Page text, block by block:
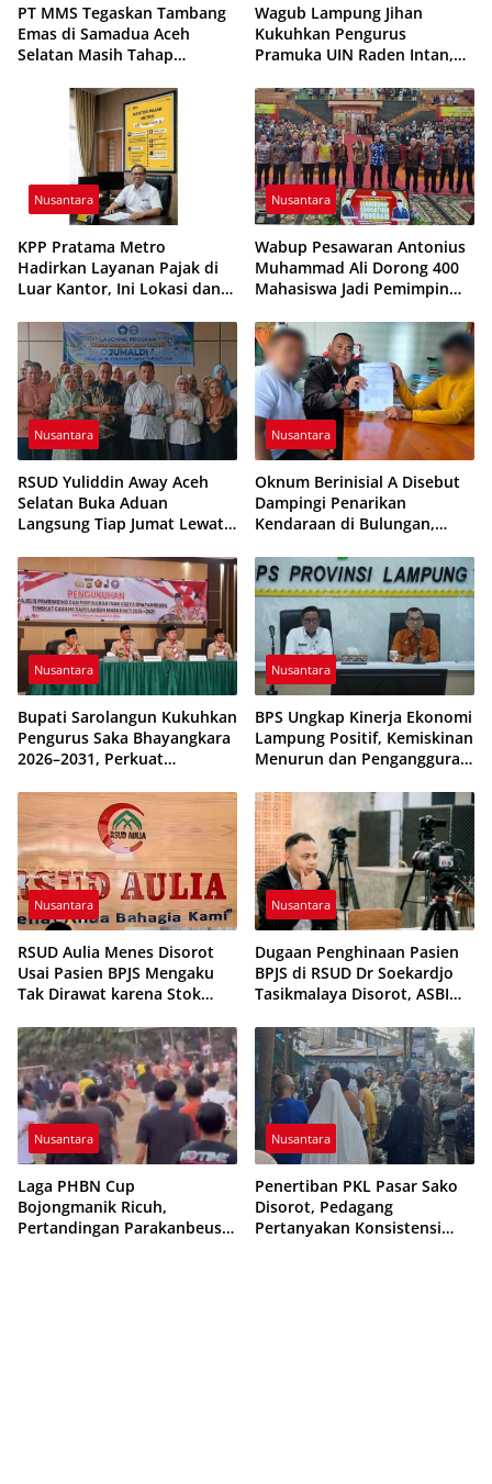
PT MMS Tegaskan Tambang
Emas di Samadua Aceh
Selatan Masih Tahap
Wagub Lampung Jihan
Kukuhkan Pengurus
Pramuka UIN Raden Intan,
Karakter Generasi Muda
Nusantara
KPP Pratama Metro
Hadirkan Layanan Pajak di
Luar Kantor, Ini Lokasi dan
Nusantara
Wabup Pesawaran Antonius
Muhammad Ali Dorong 400
Mahasiswa Jadi Pemimpin
Nusantara
RSUD Yuliddin Away Aceh
Selatan Buka Aduan
Langsung Tiap Jumat Lewat
Nusantara
Oknum Berinisial A Disebut
Dampingi Penarikan
Kendaraan di Bulungan,
Nusantara
Bupati Sarolangun Kukuhkan
Pengurus Saka Bhayangkara
2026–2031, Perkuat
Generasi Muda
Nusantara
BPS Ungkap Kinerja Ekonomi
Lampung Positif, Kemiskinan
Menurun dan Pengangguran
Nusantara
RSUD Aulia Menes Disorot
Usai Pasien BPJS Mengaku
Tak Dirawat karena Stok
Nusantara
Dugaan Penghinaan Pasien
BPJS di RSUD Dr Soekardjo
Tasikmalaya Disorot, ASBI
Etika Pelayanan
Nusantara
Laga PHBN Cup
Bojongmanik Ricuh,
Pertandingan Parakanbeusi
Nusantara
Penertiban PKL Pasar Sako
Disorot, Pedagang
Pertanyakan Konsistensi